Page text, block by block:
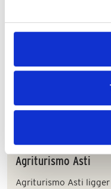
Agriturismo Asti
Agriturismo Asti